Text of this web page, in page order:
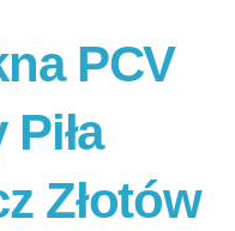
PCV
Złotów